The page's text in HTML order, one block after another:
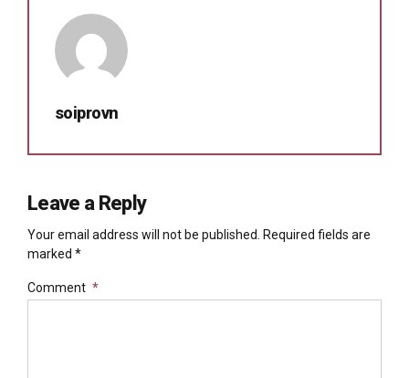
soiprovn
Leave a Reply
Your email address will not be published. Required fields are
marked *
Comment *